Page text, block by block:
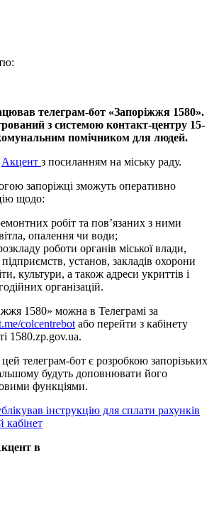
телеграм-бот «Запоріжжя 1580».
з системою контакт-центру 15-
помічником для людей.
Акцент з посиланням на міську раду.
запоріжці зможуть оперативно
щодо:
робіт та пов’язаних з ними
опалення чи води;
роботи органів міської влади,
установ, закладів охорони
культури, а також адреси укриттів і
організацій.
1580» можна в Телеграмі за
colcentrebot або перейти з кабінету
1580.zp.gov.ua.
телеграм-бот є розробкою запорізьких
будуть доповнювати його
функціями.
інструкцію для сплати рахунків
кабінет
в